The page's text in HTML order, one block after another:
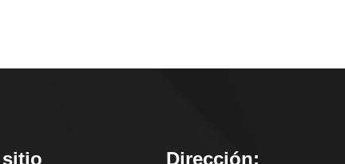
sitio Dirección: